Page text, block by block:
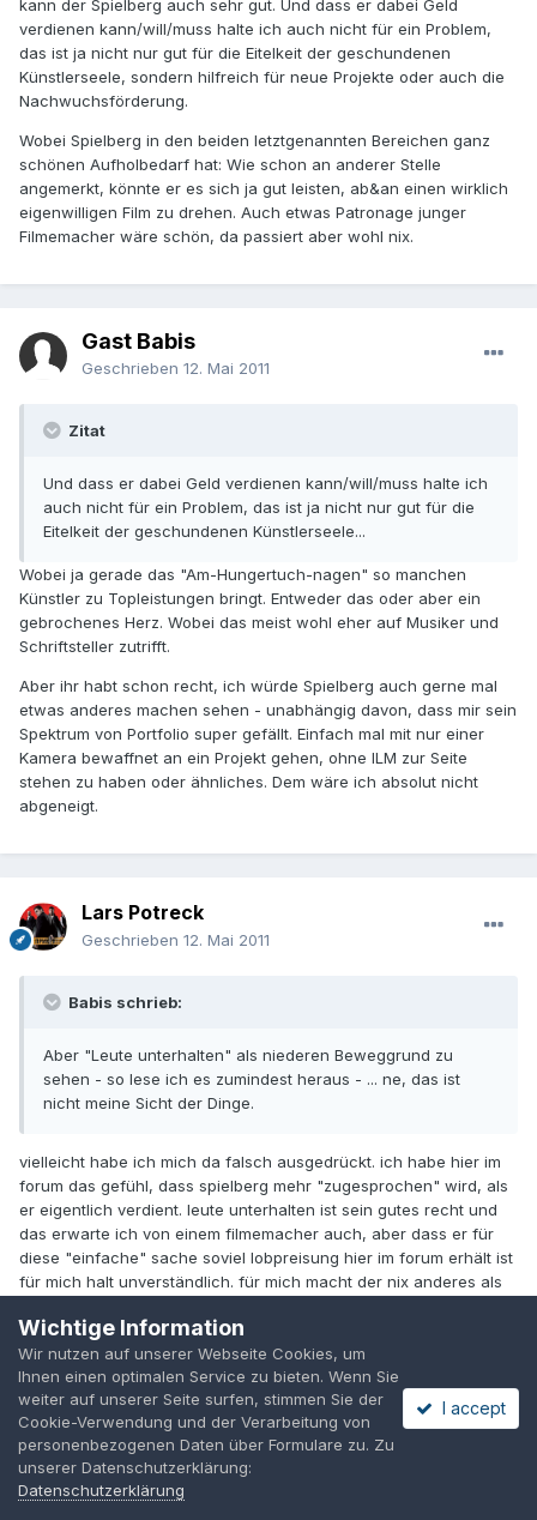
kann der Spielberg auch sehr gut. Und dass er dabei Geld
verdienen kann/will/muss halte ich auch nicht für ein Problem,
das ist ja nicht nur gut für die Eitelkeit der geschundenen
Künstlerseele, sondern hilfreich für neue Projekte oder auch die
Nachwuchsförderung.
Wobei Spielberg in den beiden letztgenannten Bereichen ganz
schönen Aufholbedarf hat: Wie schon an anderer Stelle
angemerkt, könnte er es sich ja gut leisten, ab&an einen wirklich
eigenwilligen Film zu drehen. Auch etwas Patronage junger
Filmemacher wäre schön, da passiert aber wohl nix.
Gast Babis
Geschrieben 12. Mai 2011
Zitat
Und dass er dabei Geld verdienen kann/will/muss halte ich
auch nicht für ein Problem, das ist ja nicht nur gut für die
Eitelkeit der geschundenen Künstlerseele...
Wobei ja gerade das "Am-Hungertuch-nagen" so manchen
Künstler zu Topleistungen bringt. Entweder das oder aber ein
gebrochenes Herz. Wobei das meist wohl eher auf Musiker und
Schriftsteller zutrifft.
Aber ihr habt schon recht, ich würde Spielberg auch gerne mal
etwas anderes machen sehen - unabhängig davon, dass mir sein
Spektrum von Portfolio super gefällt. Einfach mal mit nur einer
Kamera bewaffnet an ein Projekt gehen, ohne ILM zur Seite
stehen zu haben oder ähnliches. Dem wäre ich absolut nicht
abgeneigt.
Lars Potreck
Geschrieben 12. Mai 2011
Babis schrieb:
Aber "Leute unterhalten" als niederen Beweggrund zu
sehen - so lese ich es zumindest heraus - ... ne, das ist
nicht meine Sicht der Dinge.
vielleicht habe ich mich da falsch ausgedrückt. ich habe hier im
forum das gefühl, dass spielberg mehr "zugesprochen" wird, als
er eigentlich verdient. leute unterhalten ist sein gutes recht und
das erwarte ich von einem filmemacher auch, aber dass er für
diese "einfache" sache soviel lobpreisung hier im forum erhält ist
für mich halt unverständlich. für mich macht der nix anderes als
sehe von allen diesen leuten die filme gerne. für mich ist keiner
der beste oder der schlechteste. für mich sind das einfach leute
die ihren job machen. und ein spielberg macht ihn für mich nicht
besser oder schlechter als diese 4. spielberg ist einfach nur ein
weiterer blockbusterregisseur/produzent.
Wichtige Information
Wir nutzen auf unserer Webseite Cookies, um
Ihnen einen optimalen Service zu bieten. Wenn Sie
weiter auf unserer Seite surfen, stimmen Sie der
Cookie-Verwendung und der Verarbeitung von
personenbezogenen Daten über Formulare zu. Zu
unserer Datenschutzerklärung:
Datenschutzerklärung
I accept